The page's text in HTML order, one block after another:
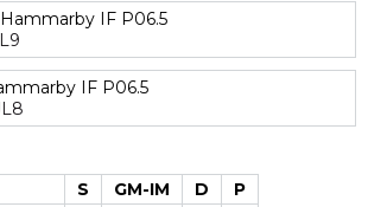
IF P06.5
IF P06.5
S GM-IM D
P